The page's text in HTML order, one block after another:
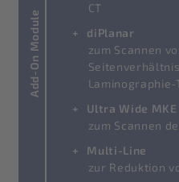
Add-On Module
CT
diPlanar
zum Scannen
Ultra Wide MKE
zum Scannen
Multi-Line
zur Reduktion